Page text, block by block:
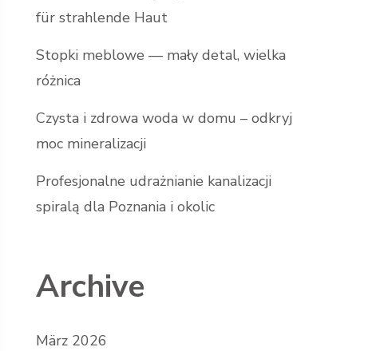
für strahlende Haut
Stopki meblowe — mały detal, wielka
różnica
Czysta i zdrowa woda w domu – odkryj
moc mineralizacji
Profesjonalne udrażnianie kanalizacji
spiralą dla Poznania i okolic
Archive
März 2026